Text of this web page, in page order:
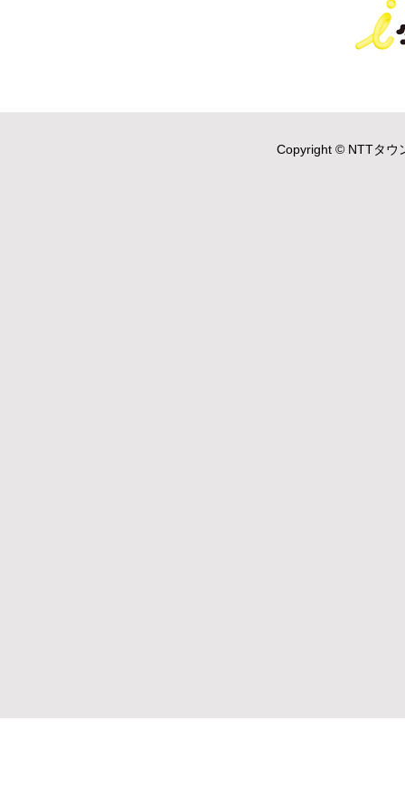
Copyright © NTTタウ